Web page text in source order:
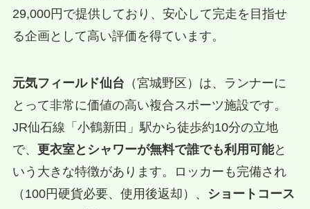
29,000円で提供しており、安心して完走を目指せ
る企画として高い評価を得ています。
元気フィールド仙台 （宮城野区）は、ランナーに
とって非常に価値の高い複合スポーツ施設です。
JR仙石線「小鶴新田」駅から徒歩約10分の立地
で、 更衣室とシャワーが無料で誰でも利用可能と
いう大きな特徴があります。ロッカーも完備され
（100円硬貨必要、使用後返却）、
ショートコース